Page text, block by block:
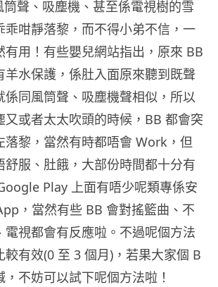
聲、吸塵機、甚至係電視樹的雪
乖咁靜落黎，而不得小弟不信，一
有用！有些嬰兒網站指出，原來 BB
羊水保護，係肚入面原來聽到既聲
係同風筒聲、吸塵機聲相似，所以
又或者太太吹頭的時候，BB 都會突
落黎，當然有時都唔會 Work，但
舒服、肚餓，大部份時間都十分有
Play 上面有唔少呢類專係安
，當然有些 BB 會對搖籃曲、不
電視都會有反應啦。不過呢個方法
較有效(0 至 3 個月)，若果大家個 B
不妨可以試下呢個方法啦！